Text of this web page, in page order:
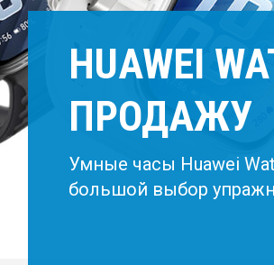
HUAWEI
ПРОДАЖУ
Умные часы Huawei
большой выбор